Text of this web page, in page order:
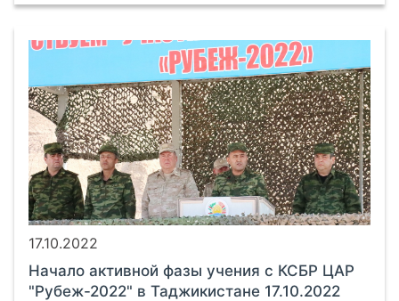
17.10.2022
Начало активной фазы учения с КСБР ЦАР
"Рубеж-2022" в Таджикистане 17.10.2022